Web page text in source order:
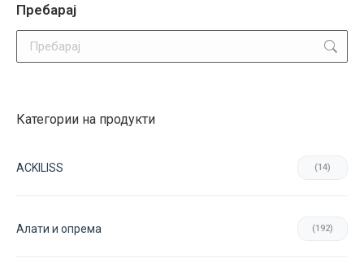
Пребарај
Категории на продукти
ACKILISS (14)
Aлати и опрема (192)